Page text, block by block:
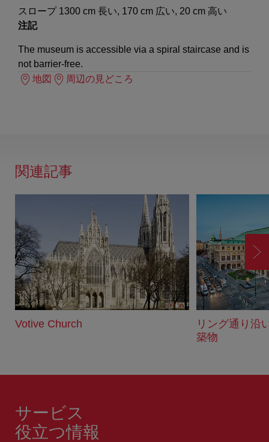
スロープ 1300 cm 長い, 170 cm 広い, 20 cm 高い
注記
The museum is accessible via a spiral staircase and is
not barrier-free.
地図
周辺の見どころ
関連記事
Votive Church
リング通り沿
築物
進
む
サービス
役立つ情報